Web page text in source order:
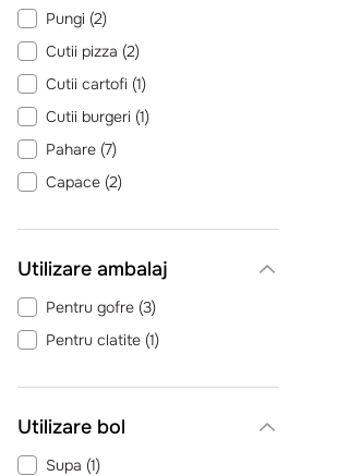
Pizzeria (
Pub 7)
Restaurant Romanesc
Vezi încă 4
Pungi (2)
Cutii pizza (2)
Cutii cartofi (1)
Cutii burgeri (1)
Pahare (7)
Capace (2)
Utilizare ambalaj
Pentru gofre (3)
Pentru clatite (1)
Utilizare bol
Supa (1)